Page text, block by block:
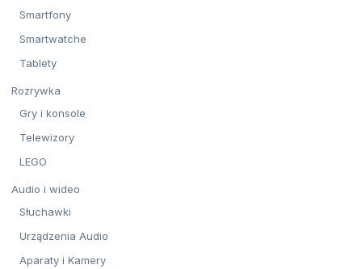
Smartfony
Smartwatche
Tablety
Rozrywka
Gry i konsole
Telewizory
LEGO
Audio i wideo
Słuchawki
Urządzenia Audio
Aparaty i Kamery